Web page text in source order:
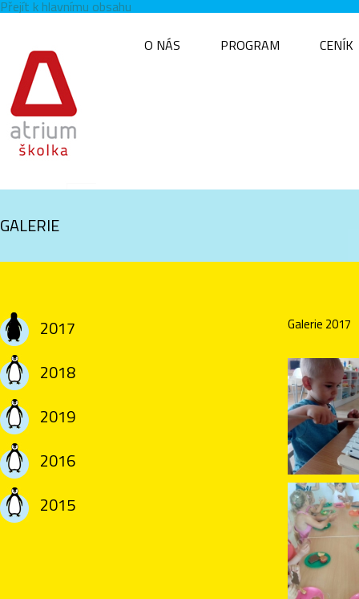
Přejít k hlavnímu obsahu
O NÁS
PROGRAM CENÍK
GALERIE
Galerie 2017
2017
2018
2019
2016
2015